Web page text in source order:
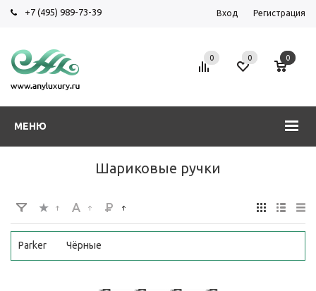
+7 (495) 989-73-39 Вход Регистрация
МЕНЮ
0 0 0
Шариковые ручки
Parker Чёрные